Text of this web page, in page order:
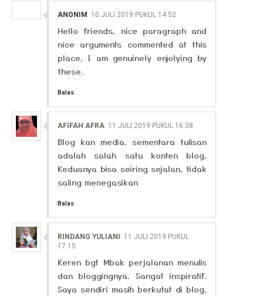
ANONIM 10 JULI 2019 PUKUL 14.52
Hello friends, niсe paragraph and
nice argumеnts commented at this
place, I am genuinely enjolying by
these.
Balas
AFIFAH AFRA 11 JULI 2019 PUKUL 16.38
Blog kan media, sementara tulisan
adalah salah satu konten blog.
Keduanya bisa seiring sejalan, tidak
saling menegasikan
Balas
RINDANG YULIANI
11 JULI 2019 PUKUL
17.15
Keren bgt Mbak perjalanan menulis
dan bloggingnya. Sangat inspiratif.
Saya sendiri masih berkutat di blog,